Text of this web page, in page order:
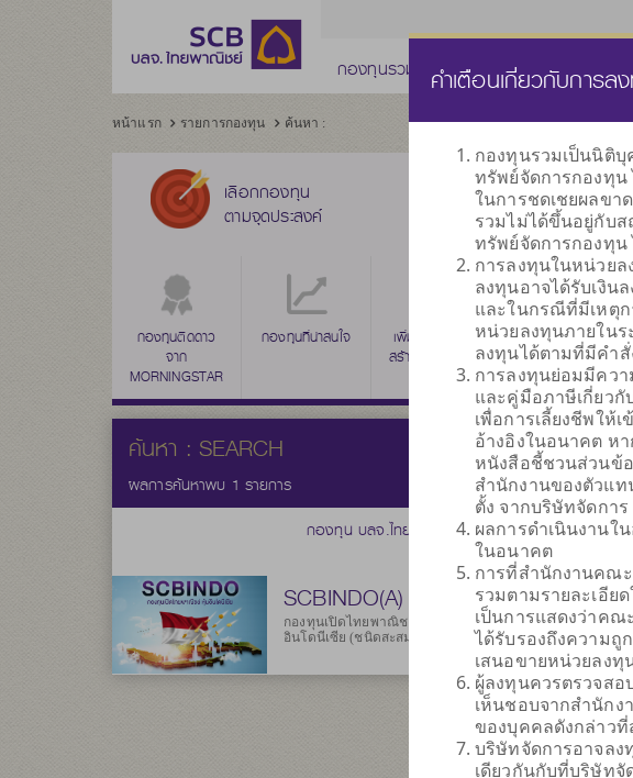
กองทุนรวม กองทุนส่วนบุคคล
หน้าแรก รายการกองทุน ค้นหา :
เลือกกองทุน
ตามจุดประสงค์
กองทุนติดดาว
จาก
MORNINGSTAR
กองทุนที่น่าสนใจ
เพิ่มค่าเงินลงทุน
สร้างผลตอบแทน
ระยะยาว
ผันผวนต่ำ
รักษาเงินลงทุน
ค้นหา : SEARCH
ผลการค้นหาพบ 1 รายการ
กองทุน บลจ.ไทยพาณิชย์
ระดับควา
SCBINDO(A)
กองทุนเปิดไทยพาณิชย์ หุ้น
อินโดนีเซีย (ชนิดสะสมมูลค่า)
6
คำเตือนเกี่ยวกับการล
กองทุนรวมเป็นนิติ
ทรัพย์จัดการกองทุน
ในการชดเชยผลขา
รวมไม่ได้ขึ้นอยู่กับส
ทรัพย์จัดการกองทุ
การลงทุนในหน่วยล
ลงทุนอาจได้รับเงิน
และในกรณีที่มีเหตุ
หน่วยลงทุนภายใน
ลงทุนได้ตามที่มีคำสั่
การลงทุนย่อมมีคว
และคู่มือภาษีเกี่ยว
เพื่อการเลี้ยงชีพให้
อ้างอิงในอนาคต ห
หนังสือชี้ชวนส่วนข้
สำนักงานของตัวแ
ตั้ง จากบริษัทจัดการ
ผลการดำเนินงานใ
ในอนาคต
การที่สำนักงานคณ
รวมตามรายละเอีย
เป็นการแสดงว่าค
ได้รับรองถึงความ
เสนอขายหน่วยลงทุ
ผู้ลงทุนควรตรวจส
เห็นชอบจากสำนัก
ของบุคคลดังกล่าว
บริษัทจัดการอาจล
เดียวกันกับที่บริษัท